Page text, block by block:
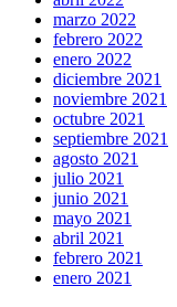
marzo 2022
febrero 2022
enero 2022
diciembre 2021
noviembre 2021
octubre 2021
septiembre 2021
agosto 2021
julio 2021
junio 2021
mayo 2021
abril 2021
febrero 2021
enero 2021